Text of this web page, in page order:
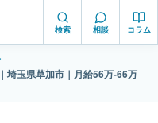
検索 相談 コラム
埼玉県草加市｜月給56万-66万